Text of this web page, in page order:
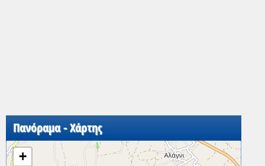
Πανόραμα - Χάρτης
+